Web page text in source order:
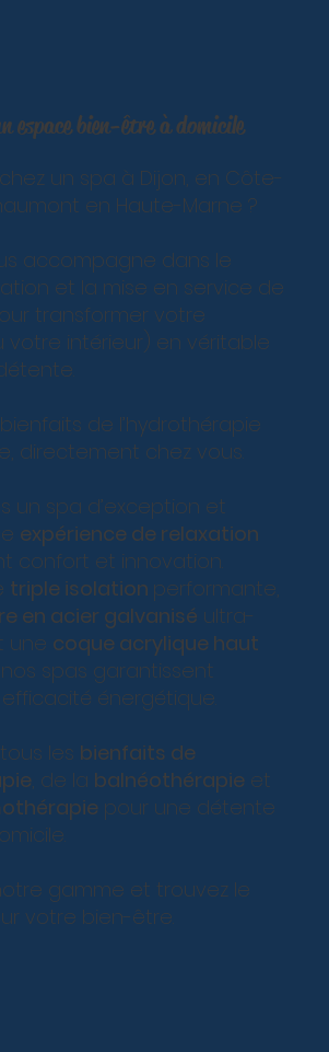
espace bien-être à domicile
un spa à Dijon, en Côte-
en Haute-Marne ?
accompagne dans le
et la mise en service de
transformer votre
votre intérieur) en véritable
de l’hydrothérapie
directement chez vous.
un spa d’exception et
expérience de relaxation
confort et innovation.
triple isolation performante,
en acier galvanisé ultra-
une coque acrylique haut
nos spas garantissent
énergétique.
les bienfaits de
, de la balnéothérapie et
pour une détente
gamme et trouvez le
votre bien-être.